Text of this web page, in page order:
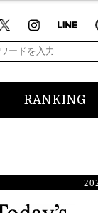
RANKING